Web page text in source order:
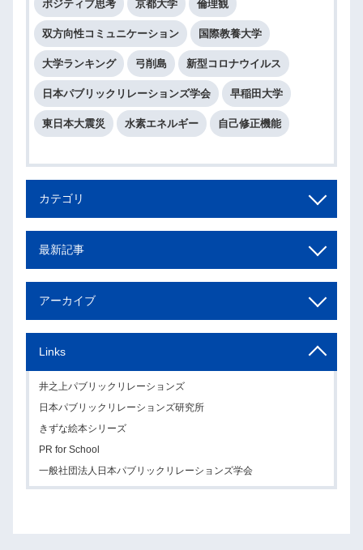
ポジティブ思考 京都大学 倫理観
双方向性コミュニケーション 国際教養大学
大学ランキング 弓削島 新型コロナウイルス
日本パブリックリレーションズ学会 早稲田大学
東日本大震災 水素エネルギー 自己修正機能
カテゴリ
最新記事
アーカイブ
Links
井之上パブリックリレーションズ
日本パブリックリレーションズ研究所
きずな絵本シリーズ
PR for School
一般社団法人日本パブリックリレーションズ学会